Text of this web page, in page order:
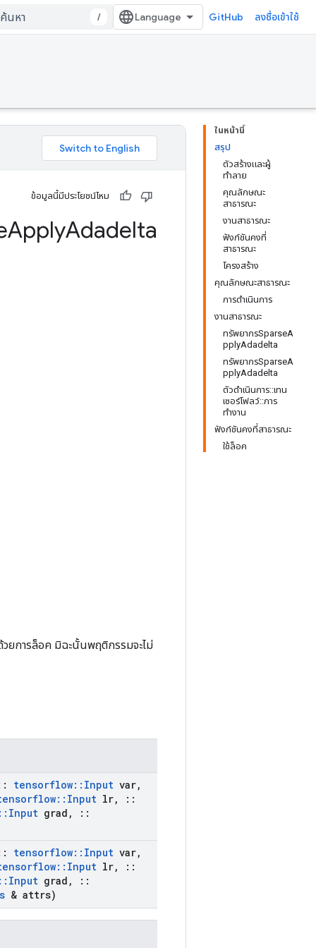
/ GitHub ลงชื่อเข้าใช้
ในหน้านี้
สรุป
ตัวสร้างและผู้
ทำลาย
คุณลักษณะ
สาธารณะ
งานสาธารณะ
ฟังก์ชันคงที่
สาธารณะ
โครงสร้าง
คุณลักษณะสาธารณะ
การดำเนินการ
งานสาธารณะ
ทรัพยากรSparseA
pplyAdadelta
ทรัพยากรSparseA
pplyAdadelta
ตัวดำเนินการ::เทน
เซอร์โฟลว์::การ
ทำงาน
ฟังก์ชันคงที่สาธารณะ
ใช้ล็อค
ข้อมูลนี้มีประโยชน์ไหม
ApplyAdadelta
วยการล็อค มิฉะนั้นพฤติกรรมจะไม่
tensorflow:: Input var,
:: Input lr,
::
:: Input grad ,
::
tensorflow:: Input var,
:: Input lr,
::
:: Input grad ,
::
& attrs)